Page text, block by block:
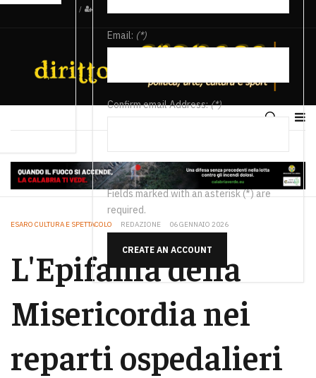
/
Email: (*)
Confirm email Address:(*)
Fields marked with an asterisk (*) are
required.
CREATE AN ACCOUNT
ESARO CULTURA E SPETTACOLO REDAZIONE 06 GENNAIO 2026
L'Epifania della
Misericordia nei
reparti ospedalieri